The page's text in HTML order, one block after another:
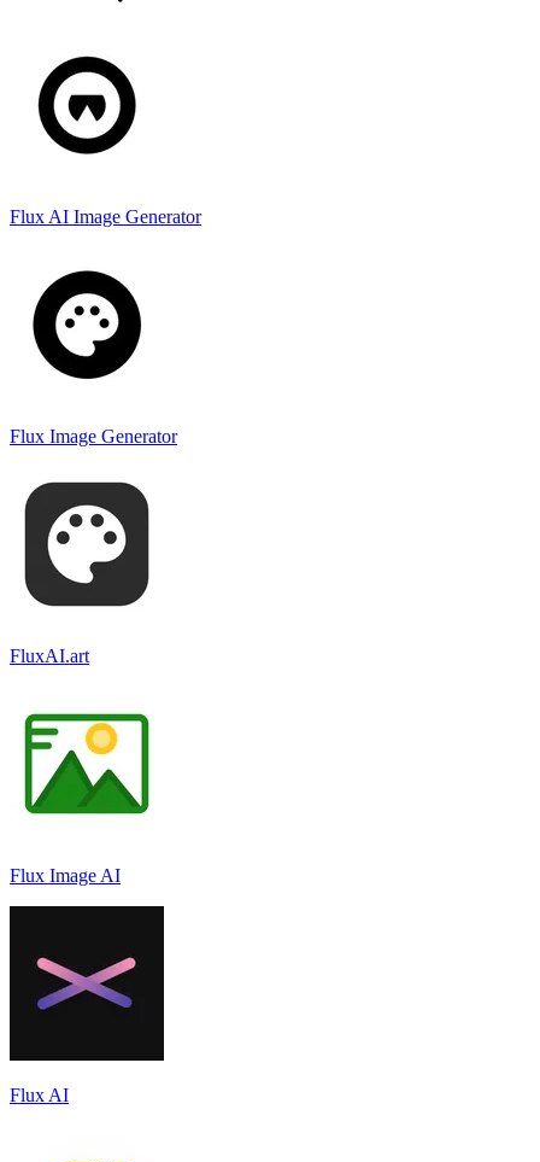
Flux AI Image Generator
Flux Image Generator
FluxAI.art
Flux Image AI
Flux AI